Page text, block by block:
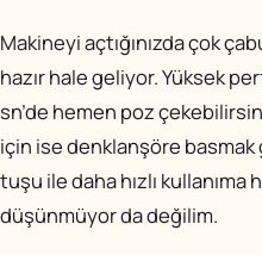
Makineyi açtığınızda çok
hazır hale geliyor. Yüksek
sn’de hemen poz
için ise denklanşöre basmak
tuşu ile daha hızlı kullanıma
düşünmüyor da değilim.